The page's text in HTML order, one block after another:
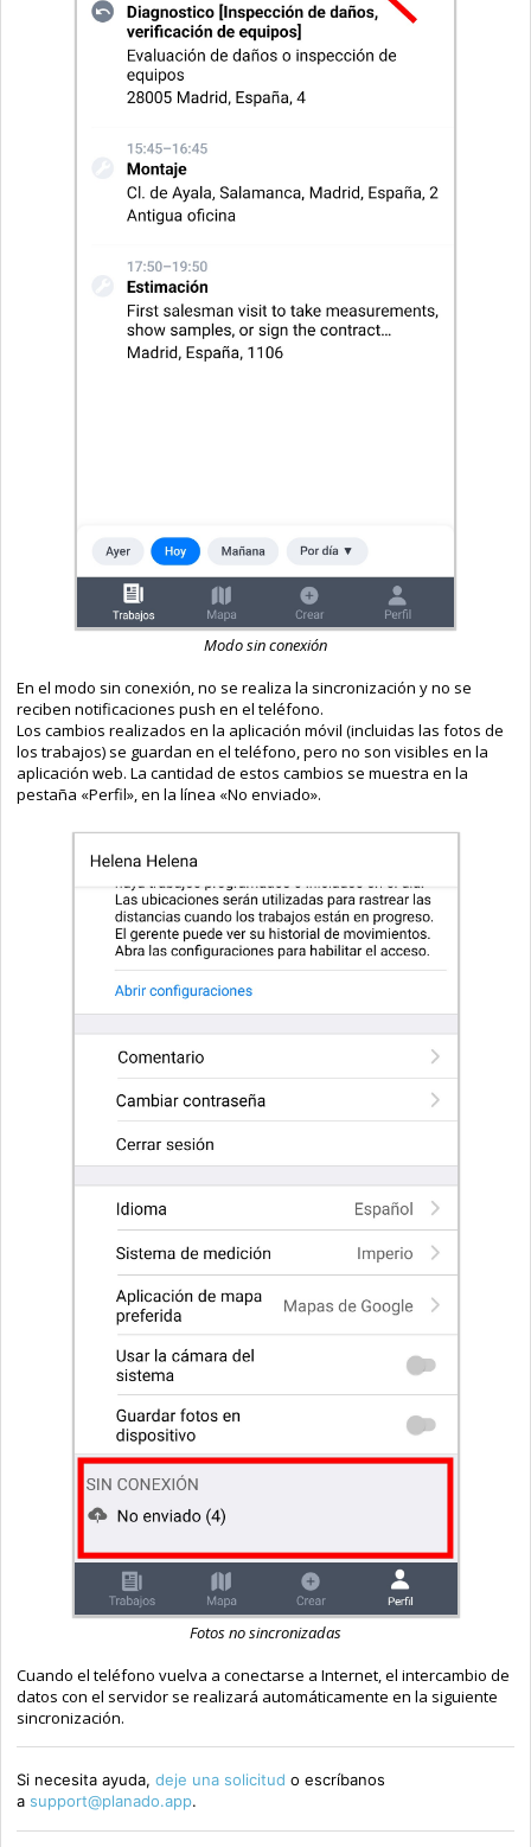
Modo sin conexión
En el modo sin conexión, no se realiza la sincronización y no se
reciben notificaciones push en el teléfono.
Los cambios realizados en la aplicación móvil (incluidas las fotos de
los trabajos) se guardan en el teléfono, pero no son visibles en la
aplicación web. La cantidad de estos cambios se muestra en la
pestaña «Perfil», en la línea «No enviado».
Fotos no sincronizadas
Cuando el teléfono vuelva a conectarse a Internet, el intercambio de
datos con el servidor se realizará automáticamente en la siguiente
sincronización.
Si necesita ayuda, deje una solicitud o escríbanos
a support@planado.app.